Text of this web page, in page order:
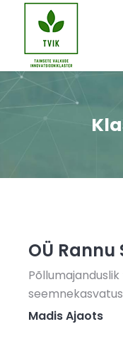
OÜ Rannu
seemnekasvatus
Madis Ajaots